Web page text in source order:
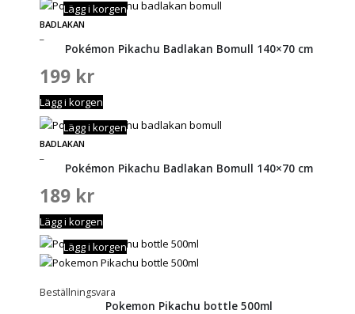
BADLAKAN
Lägg i korgen
Pokémon Pikachu Badlakan Bomull 140×70 cm
199 kr
Lägg i korgen
BADLAKAN
Lägg i korgen
Pokémon Pikachu Badlakan Bomull 140×70 cm
189 kr
Lägg i korgen
Beställningsvara
Lägg i korgen
Pokemon Pikachu bottle 500ml